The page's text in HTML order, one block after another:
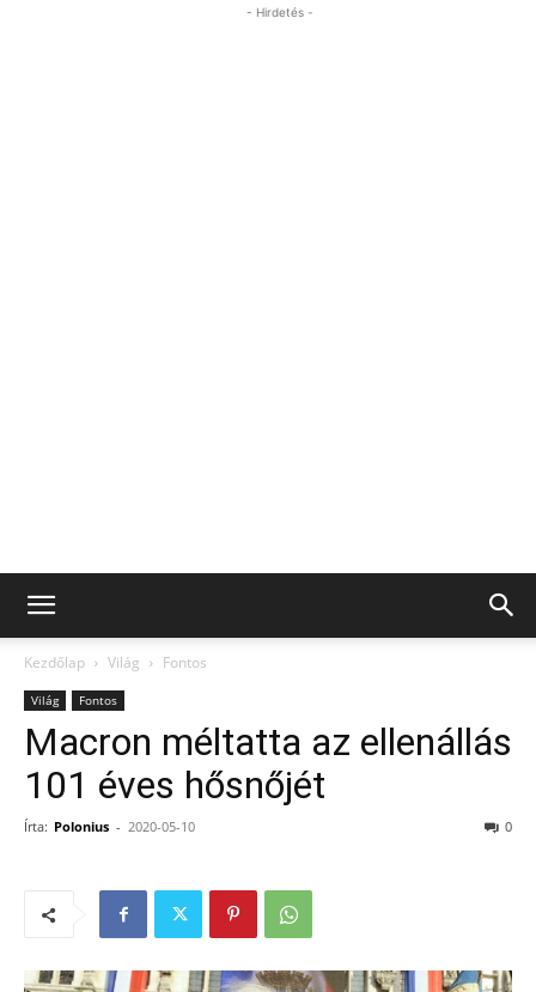
- Hirdetés -
Kezdőlap Világ Fontos
Világ Fontos
Macron méltatta az ellenállás
101 éves hősnőjét
Írta: Polonius - 2020-05-10 0